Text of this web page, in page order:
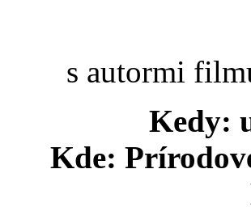
s autormi
Kedy:
Kde: